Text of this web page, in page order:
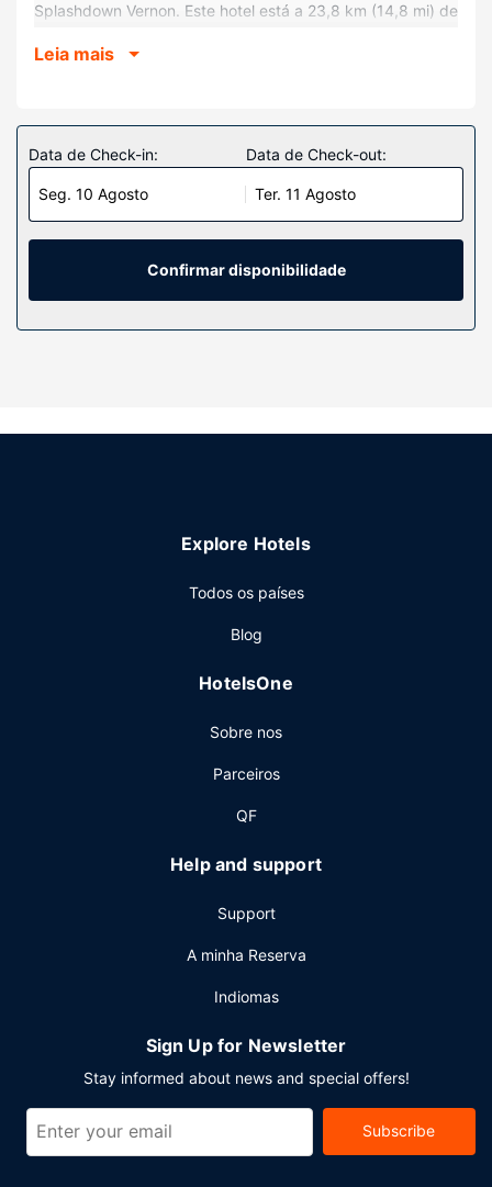
Splashdown Vernon. Este hotel está a 23,8 km (14,8 mi) de
Lake.
Os 44 quartos climatizados oferecem um televisor de ecrã
plano e lareiras. As unidades contam com uma varanda ou
pátio interior. As cozinhas vêm equipadas com um
frigorífico/congelador grande, uma placa de cozinha e um
micro-ondas. O acesso à internet sem fios permite-lhe
estar sempre contactável. Ao final do dia, assista a uma
seleção de canais por cabo. As casas de banho dispõem
sazonal. Entre as facilidades adicionais contam-se Wi-fi
Para recarregar baterias, dirija-se ao restaurante dThe
As principais comodidades incluem acesso à internet com
estacionamento grátis no local.
Leia mais
Data de Check-in:
Seg. 10 Agosto
Data de Check-out:
Ter. 11 Agosto
Confirmar disponibilidade
Explore Hotels
Todos os países
Blog
HotelsOne
Sobre nos
Parceiros
QF
Help and support
Support
A minha Reserva
Indiomas
Sign Up for Newsletter
Stay informed about news and special offers!
Subscribe